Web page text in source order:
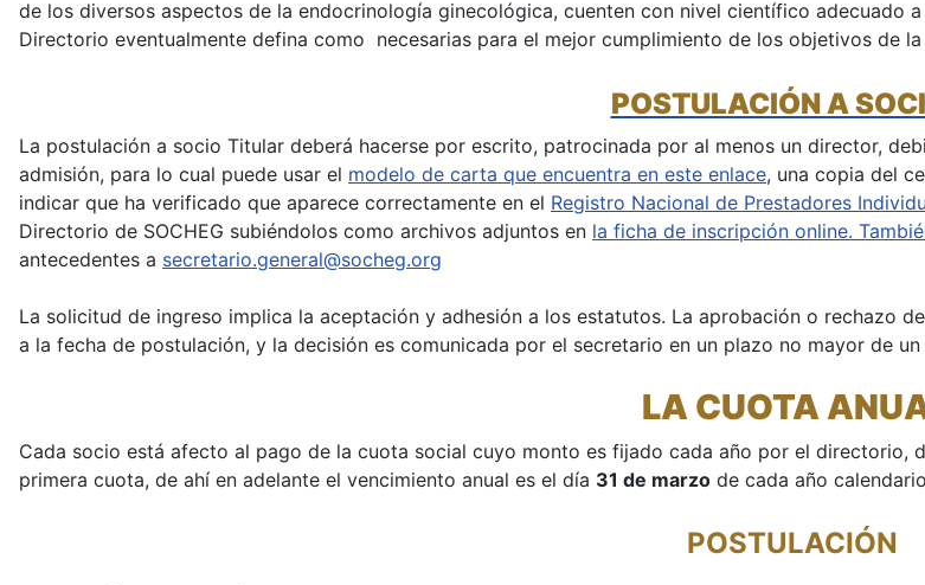
de los diversos aspectos de la endocrinología ginecológica, cuenten con nivel científico adecuado
Directorio eventualmente defina como necesarias para el mejor cumplimiento de los objetivos de la
POSTULACIÓN A
La postulación a socio Titular deberá hacerse por escrito, patrocinada por al menos un director,
admisión, para lo cual puede usar el modelo de carta que encuentra en este enlace, una copia del
indicar que ha verificado que aparece correctamente en el Registro Nacional de Prestadores
Directorio de SOCHEG subiéndolos como archivos adjuntos en la ficha de inscripción online.
antecedentes a secretario.general@socheg.org
La solicitud de ingreso implica la aceptación y adhesión a los estatutos. La aprobación o rechazo
a la fecha de postulación, y la decisión es comunicada por el secretario en un plazo no mayor de un
LA CUOTA
Cada socio está afecto al pago de la cuota social cuyo monto es fijado cada año por el
primera cuota, de ahí en adelante el vencimiento anual es el día 31 de marzo de cada año
POSTULACIÓN